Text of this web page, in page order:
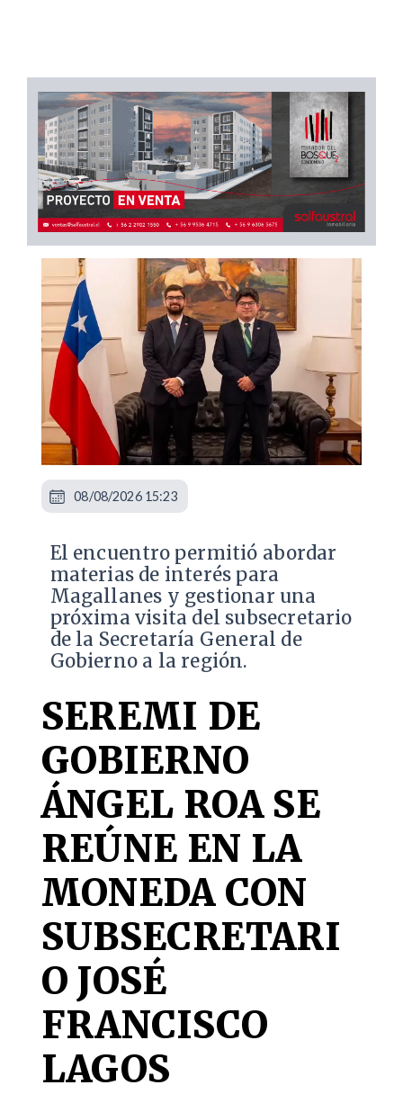
El encuentro permitió abordar
materias de interés para
Magallanes y gestionar una
próxima visita del subsecretario
de la Secretaría General de
Gobierno a la región.
SEREMI DE
GOBIERNO
ÁNGEL ROA SE
REÚNE EN LA
MONEDA CON
SUBSECRETARI
O JOSÉ
FRANCISCO
LAGOS
08/08/2026 15:23